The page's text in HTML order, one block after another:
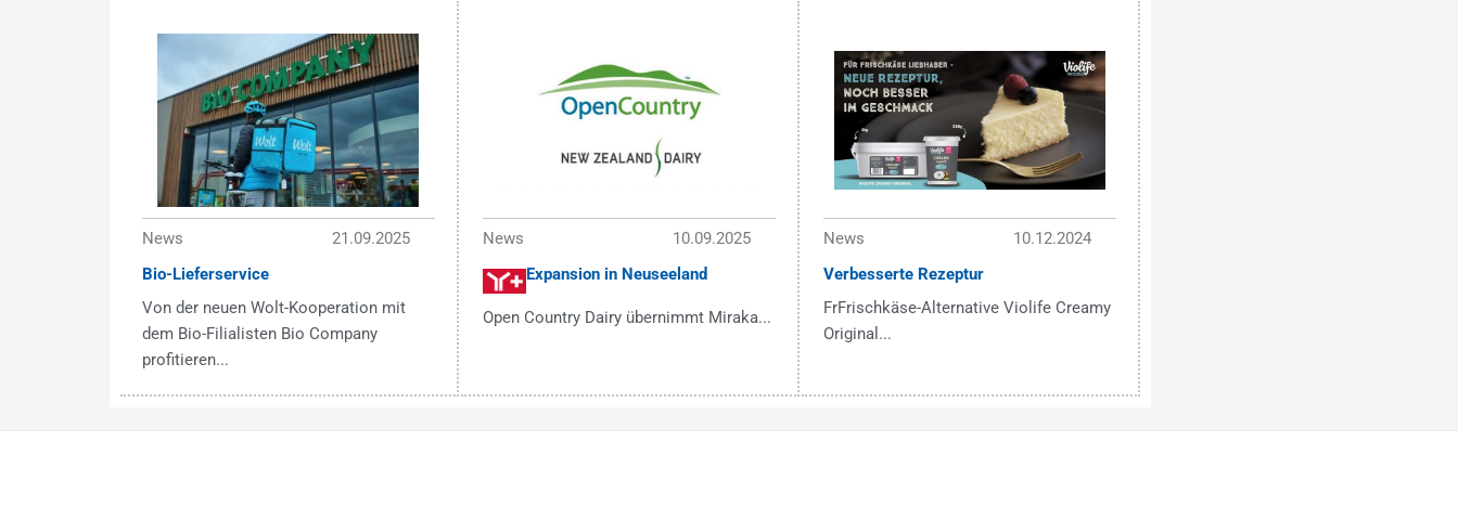
News
21.09.2025
Bio-Lieferservice
Von der neuen Wolt-Kooperation mit
dem Bio-Filialisten Bio Company
profitieren...
News
10.09.2025
Expansion in Neuseeland
Open Country Dairy übernimmt Miraka...
News
10.12.2024
Verbesserte Rezeptur
FrFrischkäse-Alternative Violife Creamy
Original...